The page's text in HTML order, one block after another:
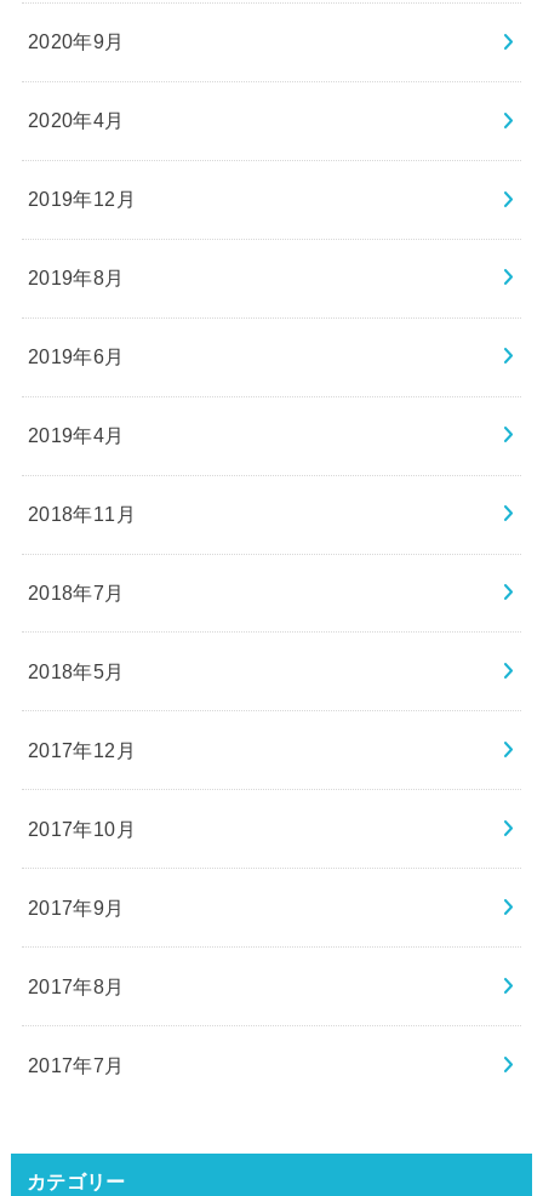
2020年9月
2020年4月
2019年12月
2019年8月
2019年6月
2019年4月
2018年11月
2018年7月
2018年5月
2017年12月
2017年10月
2017年9月
2017年8月
2017年7月
カテゴリー